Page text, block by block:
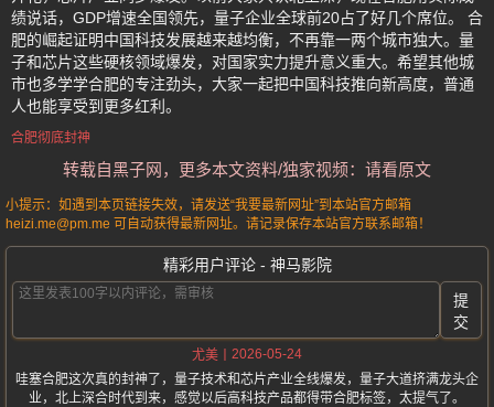
绩说话，GDP增速全国领先，量子企业全球前20占了好几个席位。 合
肥的崛起证明中国科技发展越来越均衡，不再靠一两个城市独大。量
子和芯片这些硬核领域爆发，对国家实力提升意义重大。希望其他城
市也多学学合肥的专注劲头，大家一起把中国科技推向新高度，普通
人也能享受到更多红利。
合肥彻底封神
转载自黑子网，更多本文资料/独家视频：请看原文
小提示：如遇到本页链接失效，请发送“我要最新网址”到本站官方邮箱
heizi.me@pm.me 可自动获得最新网址。请记录保存本站官方联系邮箱！
精彩用户评论 - 神马影院
提
交
尤美
2026-05-24
哇塞合肥这次真的封神了，量子技术和芯片产业全线爆发，量子大道挤满龙头企
业，北上深合时代到来，感觉以后高科技产品都得带合肥标签，太提气了。